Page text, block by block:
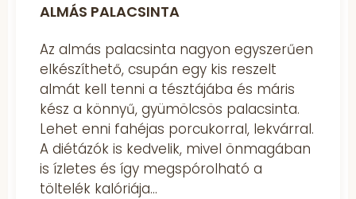
ALMÁS PALACSINTA
Az almás palacsinta nagyon egyszerűen
elkészíthető, csupán egy kis reszelt
almát kell tenni a tésztájába és máris
kész a könnyű, gyümölcsös palacsinta.
Lehet enni fahéjas porcukorral, lekvárral.
A diétázók is kedvelik, mivel önmagában
is ízletes és így megspórolható a
töltelék kalóriája